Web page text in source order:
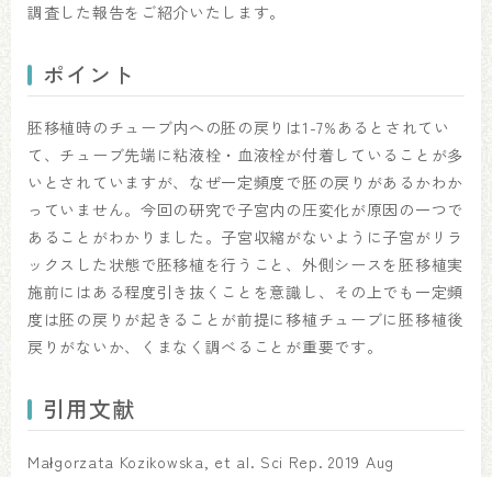
調査した報告をご紹介いたします。
ポイント
胚移植時のチューブ内への胚の戻りは1-7%あるとされてい
て、チューブ先端に粘液栓・血液栓が付着していることが多
いとされていますが、なぜ一定頻度で胚の戻りがあるかわか
っていません。今回の研究で子宮内の圧変化が原因の一つで
あることがわかりました。子宮収縮がないように子宮がリラ
ックスした状態で胚移植を行うこと、外側シースを胚移植実
施前にはある程度引き抜くことを意識し、その上でも一定頻
度は胚の戻りが起きることが前提に移植チューブに胚移植後
戻りがないか、くまなく調べることが重要です。
引用文献
Małgorzata Kozikowska, et al. Sci Rep. 2019 Aug